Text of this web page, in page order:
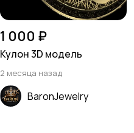
1 000 ₽
Кулон 3D модель
2 месяца назад
BaronJewelry